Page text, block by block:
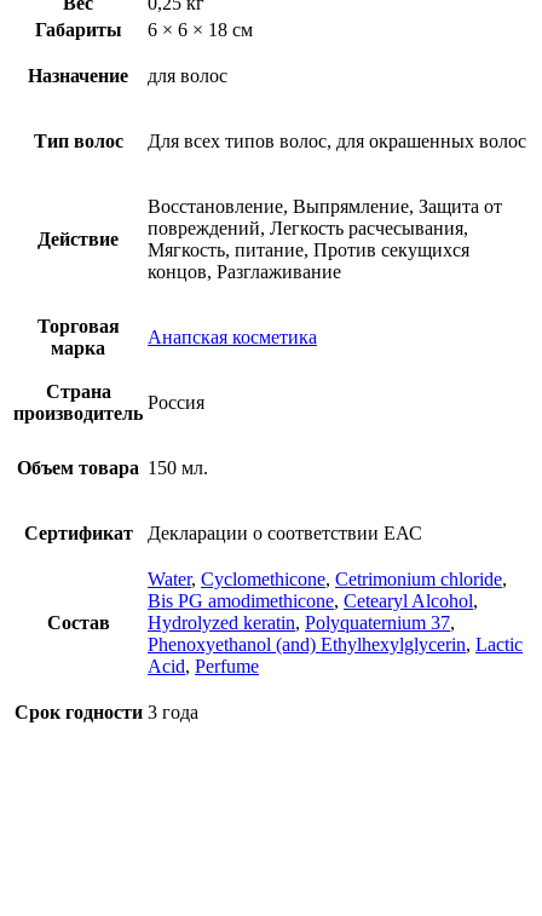
Габариты
6 × 6 × 18 см
Назначение для волос
Тип волос Для всех типов волос, для окрашенных волос
Действие
Восстановление, Выпрямление, Защита от
повреждений, Легкость расчесывания,
Мягкость, питание, Против секущихся
концов, Разглаживание
Торговая
марка
Анапская косметика
Страна
производитель
Россия
Объем товара 150 мл.
Сертификат Декларации о соответствии ЕАС
Состав
Water, Cyclomethicone, Cetrimonium chloride,
Bis PG amodimethicone, Cetearyl Alcohol,
Hydrolyzed keratin, Polyquaternium 37,
Phenoxyethanol (and) Ethylhexylglycerin, Lactic
Acid, Perfume
Срок годности 3 года